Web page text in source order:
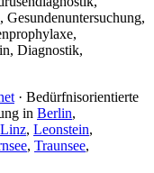
Diagnostik,
· Bedürfnisorientierte
in Berlin,
Linz, Leonstein,
, Traunsee,